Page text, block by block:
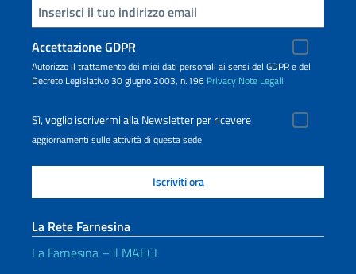
Inserisci la tua email
Accettazione GDPR
Autorizzo il trattamento dei miei dati personali ai sensi del GDPR e del
Decreto Legislativo 30 giugno 2003, n.196 Privacy Note Legali
Sì, voglio iscrivermi alla Newsletter per ricevere
aggiornamenti sulle attività di questa sede
La Rete Farnesina
La Farnesina – il MAECI